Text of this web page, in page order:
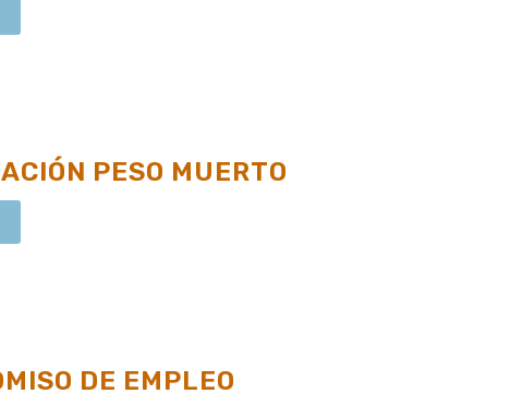
PESO MUERTO
DE EMPLEO